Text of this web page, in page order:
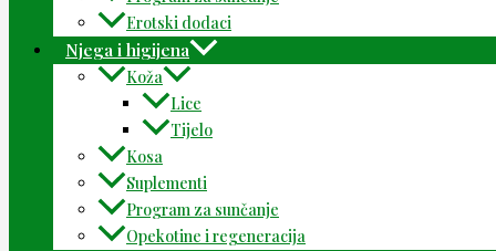
Erotski dodaci
Njega i higijena
Koža
Lice
Tijelo
Kosa
Suplementi
Program za sunčanje
Opekotine i regeneracija